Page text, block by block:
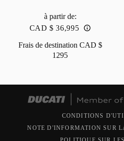
à partir de:
CAD $ 36,995
Frais de destination CAD $
1295
CONDITIONS
NOTE D'INFORMATION SUR